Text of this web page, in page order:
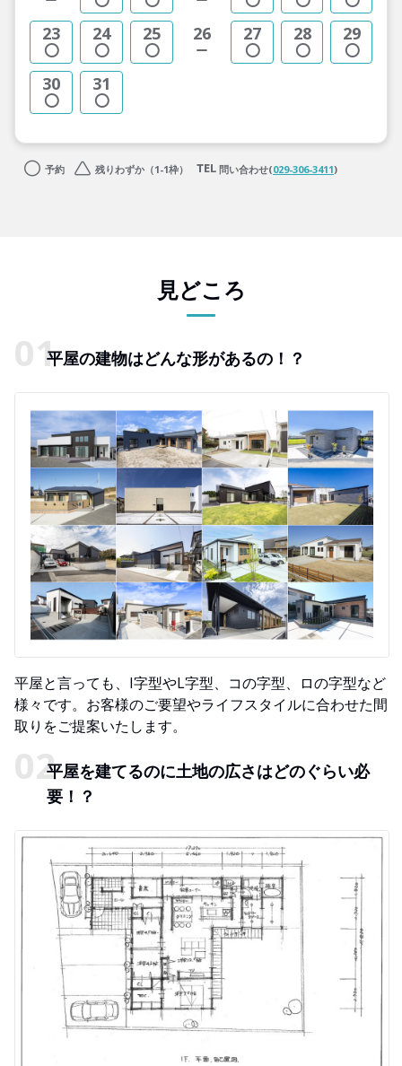
23 24 25 26 27 28 29
30 31
予約 残りわずか（1-1枠） 問い合わせ(029-306-3411)
見どころ
平屋の建物はどんな形があるの！？
平屋と言っても、I字型やL字型、コの字型、ロの字型など
様々です。お客様のご要望やライフスタイルに合わせた間
取りをご提案いたします。
平屋を建てるのに土地の広さはどのぐらい必
要！？